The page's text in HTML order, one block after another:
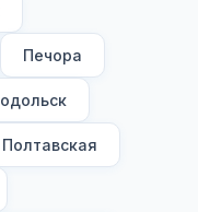
Печора
Полтавская